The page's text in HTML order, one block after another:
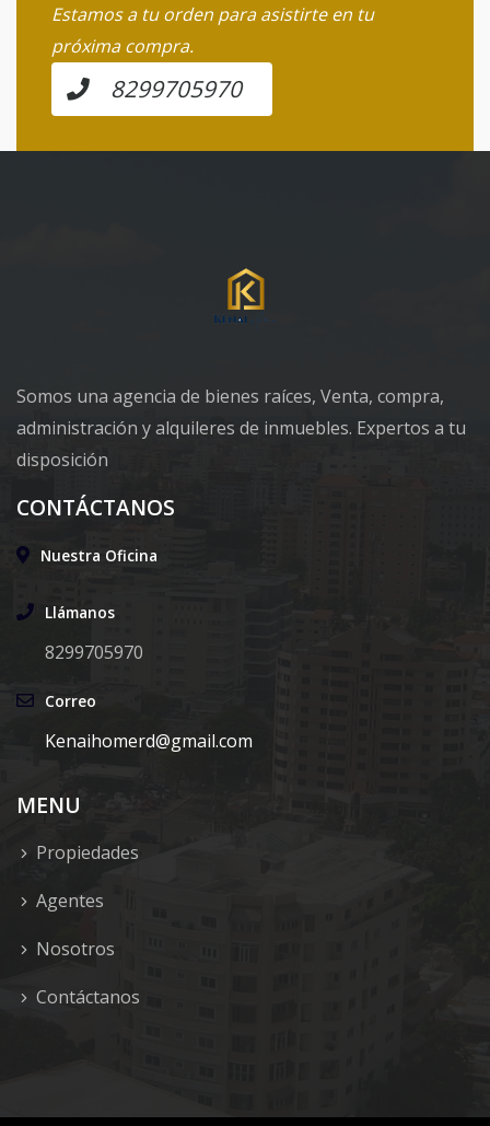
Estamos a tu orden para asistirte en tu
próxima compra.
8299705970
Somos una agencia de bienes raíces, Venta, compra,
administración y alquileres de inmuebles. Expertos a tu
disposición
CONTÁCTANOS
Nuestra Oficina
Llámanos
8299705970
Correo
Kenaihomerd@gmail.com
MENU
Propiedades
Agentes
Nosotros
Contáctanos